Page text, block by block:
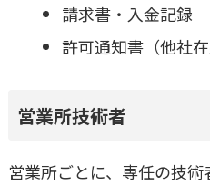
請求書・入金記録
許可通知書（他社在
営業所技術者
営業所ごとに、専任の技